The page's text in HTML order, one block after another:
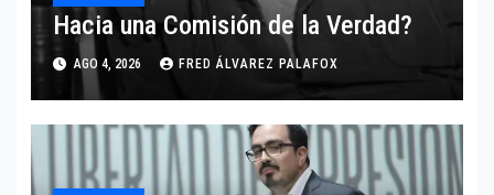
Hacia una Comisión de la Verdad?
AGO 4, 2026 FRED ÁLVAREZ PALAFOX